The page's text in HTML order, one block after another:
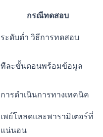
กรณีทดสอบ
ระดับต่ำ วิธีการทดสอบ
ทีละขั้นตอนพร้อมข้อมูล
การดำเนินการทางเทคนิค
เพย์โหลดและพารามิเตอร์ที่
แน่นอน